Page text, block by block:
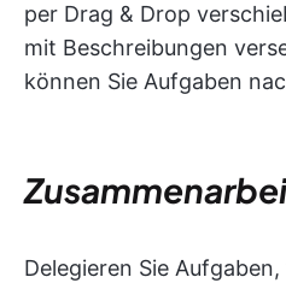
per Drag & Drop
mit Beschreibungen
können Sie Aufgaben
Delegieren Sie